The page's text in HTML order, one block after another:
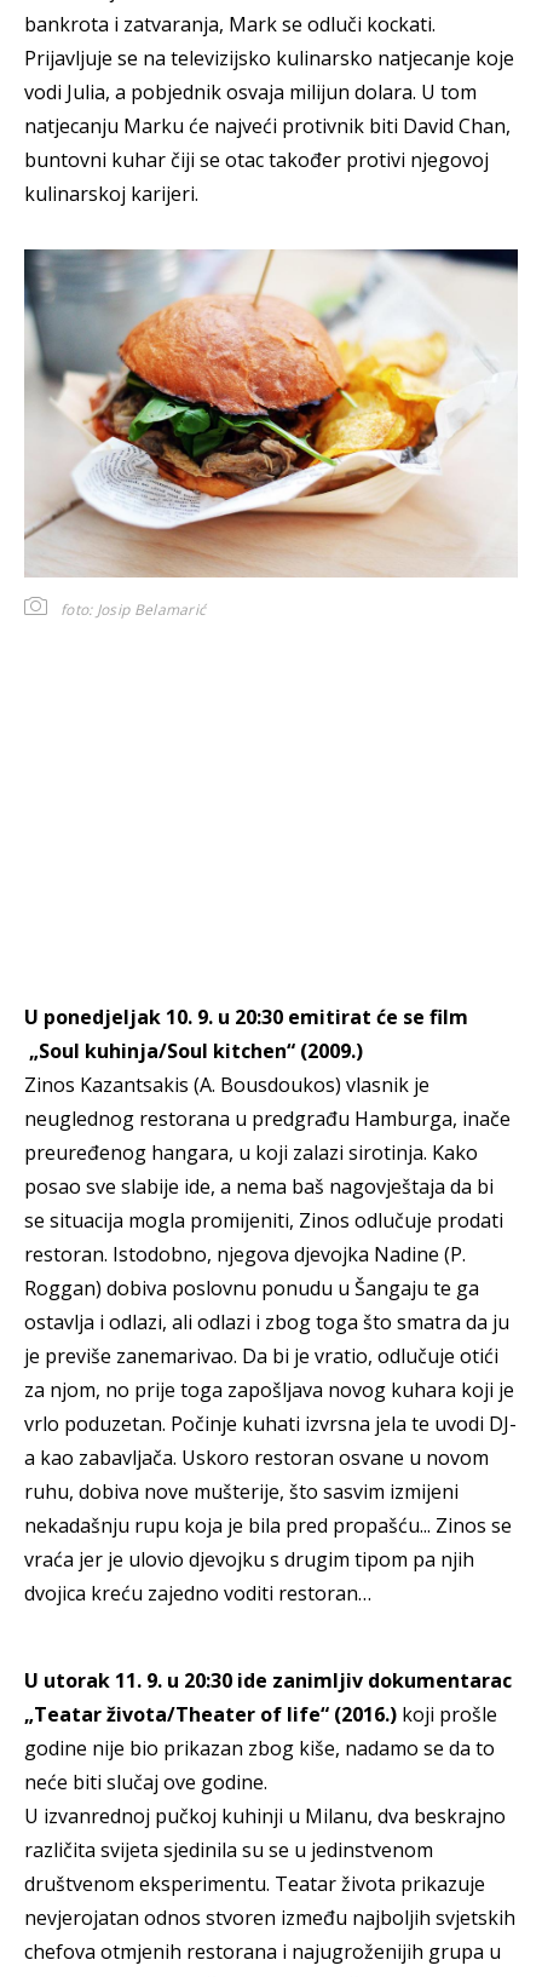
bankrota i zatvaranja, Mark se odluči kockati.
Prijavljuje se na televizijsko kulinarsko natjecanje koje
vodi Julia, a pobjednik osvaja milijun dolara. U tom
natjecanju Marku će najveći protivnik biti David Chan,
buntovni kuhar čiji se otac također protivi njegovoj
kulinarskoj karijeri.
foto: Josip Belamarić
U ponedjeljak 10. 9. u 20:30 emitirat će se film
„Soul kuhinja/Soul kitchen“ (2009.)
Zinos Kazantsakis (A. Bousdoukos) vlasnik je
neuglednog restorana u predgrađu Hamburga, inače
preuređenog hangara, u koji zalazi sirotinja. Kako
posao sve slabije ide, a nema baš nagovještaja da bi
se situacija mogla promijeniti, Zinos odlučuje prodati
restoran. Istodobno, njegova djevojka Nadine (P.
Roggan) dobiva poslovnu ponudu u Šangaju te ga
ostavlja i odlazi, ali odlazi i zbog toga što smatra da ju
je previše zanemarivao. Da bi je vratio, odlučuje otići
za njom, no prije toga zapošljava novog kuhara koji je
vrlo poduzetan. Počinje kuhati izvrsna jela te uvodi DJ-
a kao zabavljača. Uskoro restoran osvane u novom
ruhu, dobiva nove mušterije, što sasvim izmijeni
nekadašnju rupu koja je bila pred propašću... Zinos se
vraća jer je ulovio djevojku s drugim tipom pa njih
dvojica kreću zajedno voditi restoran…
U utorak 11. 9. u 20:30 ide zanimljiv dokumentarac
„Teatar života/Theater of life“ (2016.) koji prošle
godine nije bio prikazan zbog kiše, nadamo se da to
neće biti slučaj ove godine.
U izvanrednoj pučkoj kuhinji u Milanu, dva beskrajno
različita svijeta sjedinila su se u jedinstvenom
društvenom eksperimentu. Teatar života prikazuje
nevjerojatan odnos stvoren između najboljih svjetskih
chefova otmjenih restorana i najugroženijih grupa u